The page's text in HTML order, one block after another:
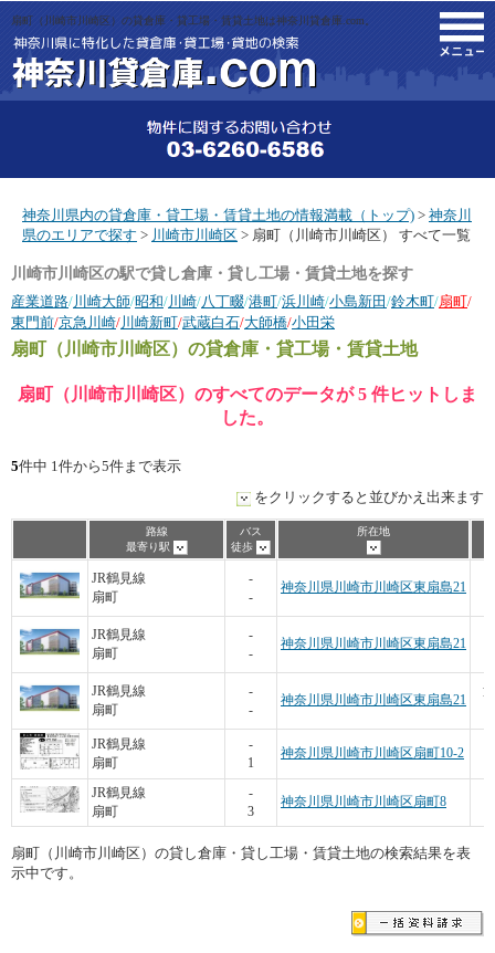
扇町（川崎市川崎区）の貸倉庫・貸工場・賃貸土地は神奈川貸倉庫.com。
神奈川県内の貸倉庫・貸工場・賃貸土地の情報満載（トップ) > 神奈川
県のエリアで探す > 川崎市川崎区 > 扇町（川崎市川崎区） すべて一覧
川崎市川崎区の駅で貸し倉庫・貸し工場・賃貸土地を探す
産業道路/川崎大師/昭和/川崎/八丁畷/港町/浜川崎/小島新田 /鈴木町/扇町/
東門前/京急川崎/川崎新町/武蔵白石/大師橋/小田栄
扇町（川崎市川崎区） の貸倉庫・貸工場・賃貸土地
扇町（川崎市川崎区）のすべてのデータが 5 件ヒットしま
した。
5件中 1件から5件まで表示
をクリックすると並びかえ出来ます
路線
最寄り駅
バス
徒歩
所在地
JR鶴見線
扇町
-
-
神奈川県川崎市川崎区東扇島21
JR鶴見線
扇町
-
-
神奈川県川崎市川崎区東扇島21
JR鶴見線
扇町
-
-
神奈川県川崎市川崎区東扇島21
JR鶴見線
扇町
-
1
神奈川県川崎市川崎区扇町10-2
JR鶴見線
扇町
-
3
神奈川県川崎市川崎区扇町8
扇町（川崎市川崎区）の貸し倉庫・貸し工場・賃貸土地の検索結果を表
示中です。